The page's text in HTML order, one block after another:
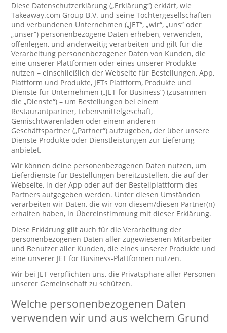
Diese Datenschutzerklärung („Erklärung“) erklärt, wie
Takeaway.com Group B.V. und seine Tochtergesellschaften
und verbundenen Unternehmen („JET“, „wir“, „uns“ oder
„unser“) personenbezogene Daten erheben, verwenden,
offenlegen, und anderweitig verarbeiten und gilt für die
Verarbeitung personenbezogener Daten von Kunden, die
eine unserer Plattformen oder eines unserer Produkte
nutzen – einschließlich der Webseite für Bestellungen, App,
Plattform und Produkte, JETs Plattform, Produkte und
Dienste für Unternehmen („JET for Business“) (zusammen
die „Dienste“) – um Bestellungen bei einem
Restaurantpartner, Lebensmittelgeschäft,
Gemischtwarenladen oder einem anderen
Geschäftspartner („Partner“) aufzugeben, der über unsere
Dienste Produkte oder Dienstleistungen zur Lieferung
anbietet.
Wir können deine personenbezogenen Daten nutzen, um
Lieferdienste für Bestellungen bereitzustellen, die auf der
Webseite, in der App oder auf der Bestellplattform des
Partners aufgegeben werden. Unter diesen Umständen
verarbeiten wir Daten, die wir von diesem/diesen Partner(n)
erhalten haben, in Übereinstimmung mit dieser Erklärung.
Diese Erklärung gilt auch für die Verarbeitung der
personenbezogenen Daten aller zugewiesenen Mitarbeiter
und Benutzer aller Kunden, die eines unserer Produkte und
eine unserer JET for Business-Plattformen nutzen.
Wir bei JET verpflichten uns, die Privatsphäre aller Personen
unserer Gemeinschaft zu schützen.
Welche personenbezogenen Daten
verwenden wir und aus welchem Grund